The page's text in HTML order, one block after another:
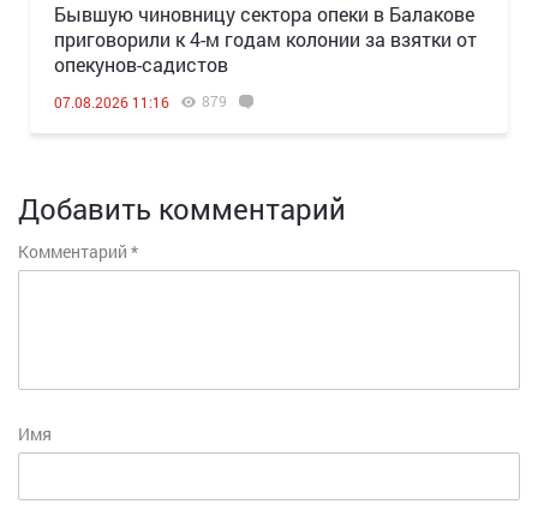
Бывшую чиновницу сектора опеки в Балакове
приговорили к 4-м годам колонии за взятки от
опекунов-садистов
07.08.2026 11:16 879
Добавить комментарий
Комментарий *
Имя